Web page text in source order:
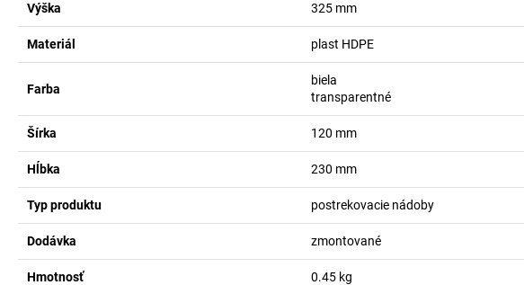
Výška 325 mm
Materiál plast HDPE
Farba
biela
transparentné
Šírka 120 mm
Hĺbka 230 mm
Typ produktu postrekovacie nádoby
Dodávka zmontované
Hmotnosť 0.45 kg